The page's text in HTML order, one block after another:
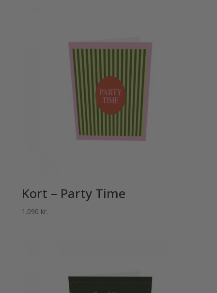
Kort – Party Time
1.090 kr.